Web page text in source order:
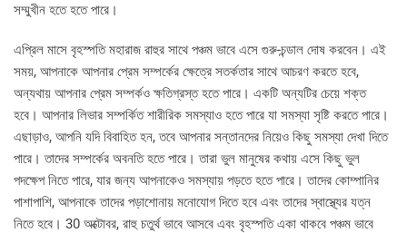
সম্মুখীন হতে হতে পারে।
এপ্রিল মাসে বৃহস্পতি মহারাজ রাহুর সাথে পঞ্চম ভাবে এসে গুরু-চন্ডাল দোষ করবেন। এই
সময়, আপনাকে আপনার প্রেম সম্পর্কের ক্ষেত্রে সতর্কতার সাথে আচরণ করতে হবে,
অন্যথায় আপনার প্রেম সম্পর্কও ক্ষতিগ্রস্ত হতে পারে। একটি অন্যটির চেয়ে শক্ত
হবে। আপনার লিভার সম্পর্কিত শারীরিক সমস্যাও হতে পারে যা সমস্যা সৃষ্টি করতে পারে।
এছাড়াও, আপনি যদি বিবাহিত হন, তবে আপনার সন্তানদের নিয়েও কিছু সমস্যা দেখা দিতে
পারে। তাদের সম্পর্কের অবনতি হতে পারে। তারা ভুল মানুষের কথায় এসে কিছু ভুল
পদক্ষেপ নিতে পারে, যার জন্য আপনাকেও সমস্যায় পড়তে হতে পারে। তাদের কোম্পানির
পাশাপাশি, আপনাকে তাদের পড়াশোনায় মনোযোগ দিতে হবে এবং তাদের স্বাস্থ্যের যত্ন
নিতে হবে। 30 অক্টোবর, রাহু চতুর্থ ভাবে আসবে এবং বৃহস্পতি একা থাকবে পঞ্চম ভাবে